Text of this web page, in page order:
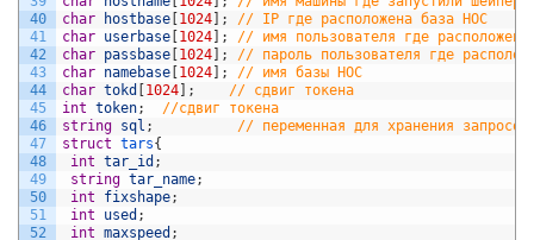
40
41
42
43
44
45
46
47
48
49
50
51
52
char
hostbase 1024 ;
// IP
char userbase 1024 ;
// имя
char passbase 1024 ;
//
char namebase 1024 ;
//
char tokd 1024 ;
//
int token;
//
string sql ;
//
struct tars{
int tar_id ;
string tar_name;
int
fixshape;
int
used ;
int maxspeed ;